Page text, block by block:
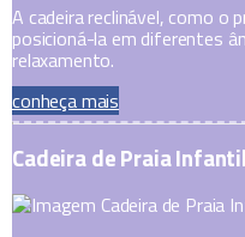
A cadeira reclinável, como o
posicioná-la em diferentes
relaxamento.
conheça mais
Cadeira de Praia Infantil